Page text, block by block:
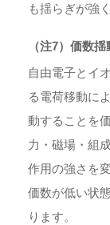
も揺らぎが強
（注7）価数揺
自由電子とイ
る電荷移動に
動することを
力・磁場・組
作用の強さを
価数が低い状
ります。